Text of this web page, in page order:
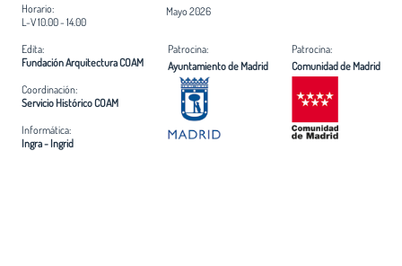
Horario:
L-V 10.00 - 14.00
Mayo 2026
Edita:
Fundación Arquitectura COAM
Coordinación:
Servicio Histórico COAM
Informática:
Ingra - Ingrid
Patrocina:
Ayuntamiento de Madrid
Patrocina:
Comunidad de Madrid